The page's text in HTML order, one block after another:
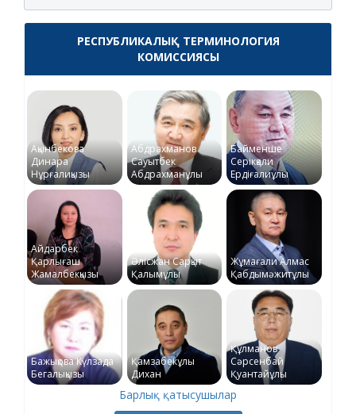
РЕСПУБЛИКАЛЫҚ ТЕРМИНОЛОГИЯ
КОМИССИЯСЫ
Ақынбекова
Динара
Нұрғалиқызы
Абдрахманов
Сауытбек
Абдрахманұлы
Байменше
Серікқали
Ердіғалиұлы
Айдарбек
Қарлығаш
Жамалбекқызы
Әлісжан Сарқыт
Қалымұлы
Жұмағали Алмас
Қабдымәжитұлы
Бажықова Күлзада
Бегалықызы
Қамзабекұлы
Дихан
Құлманов
Сәрсенбай
Қуантайұлы
Барлық қатысушылар